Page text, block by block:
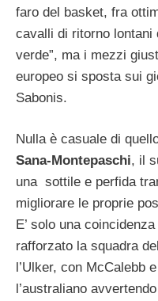
faro del basket, fra
cavalli di ritorno lontani
verde”, ma i mezzi
europeo si sposta sui
Sabonis.
Nulla è casuale di
Sana-Montepaschi, il
una sottile e perfida
migliorare le proprie
E’ solo una
rafforzato la squadra
l’Ulker, con McCalebb e
l’australiano